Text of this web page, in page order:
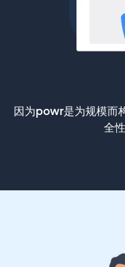
因为powr是为规模而
全